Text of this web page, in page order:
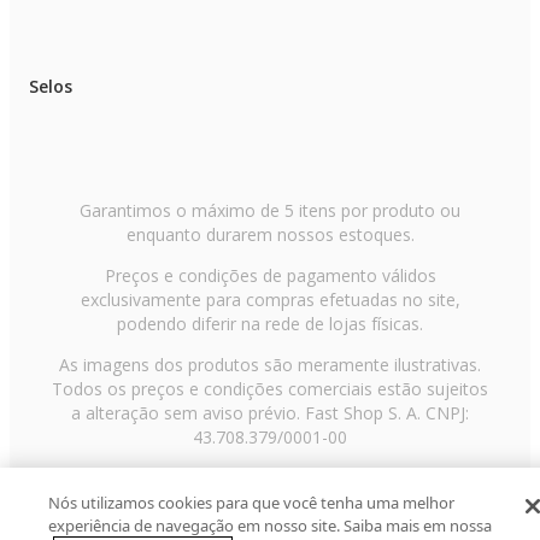
Selos
Garantimos o máximo de 5 itens por produto ou
enquanto durarem nossos estoques.
Preços e condições de pagamento válidos
exclusivamente para compras efetuadas no site,
podendo diferir na rede de lojas físicas.
As imagens dos produtos são meramente ilustrativas.
Todos os preços e condições comerciais estão sujeitos
a alteração sem aviso prévio. Fast Shop S. A. CNPJ:
43.708.379/0001-00
Paulo/SP, CEP 02029-001, Telefone: 11 3003-3728 ©
2013 Fast Shop - Todos os direitos reservadosRF
Nós utilizamos cookies para que você tenha uma melhor
experiência de navegação em nosso site. Saiba mais em nossa